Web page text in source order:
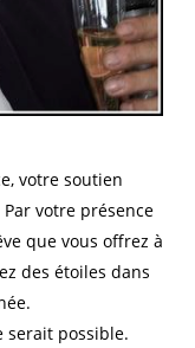
votre soutien
votre présence
que vous offrez à
des étoiles dans
serait possible.